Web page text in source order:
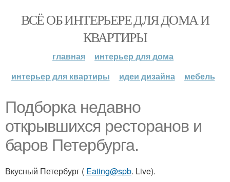
ВСЁ ОБ ИНТЕРЬЕРЕ ДЛЯ ДОМА И
КВАРТИРЫ
главная
интерьер для дома
интерьер для квартиры
идеи дизайна мебель
Подборка недавно
открывшихся ресторанов и
баров Петербурга.
Вкусный Петербург ( Eating@spb. Live).